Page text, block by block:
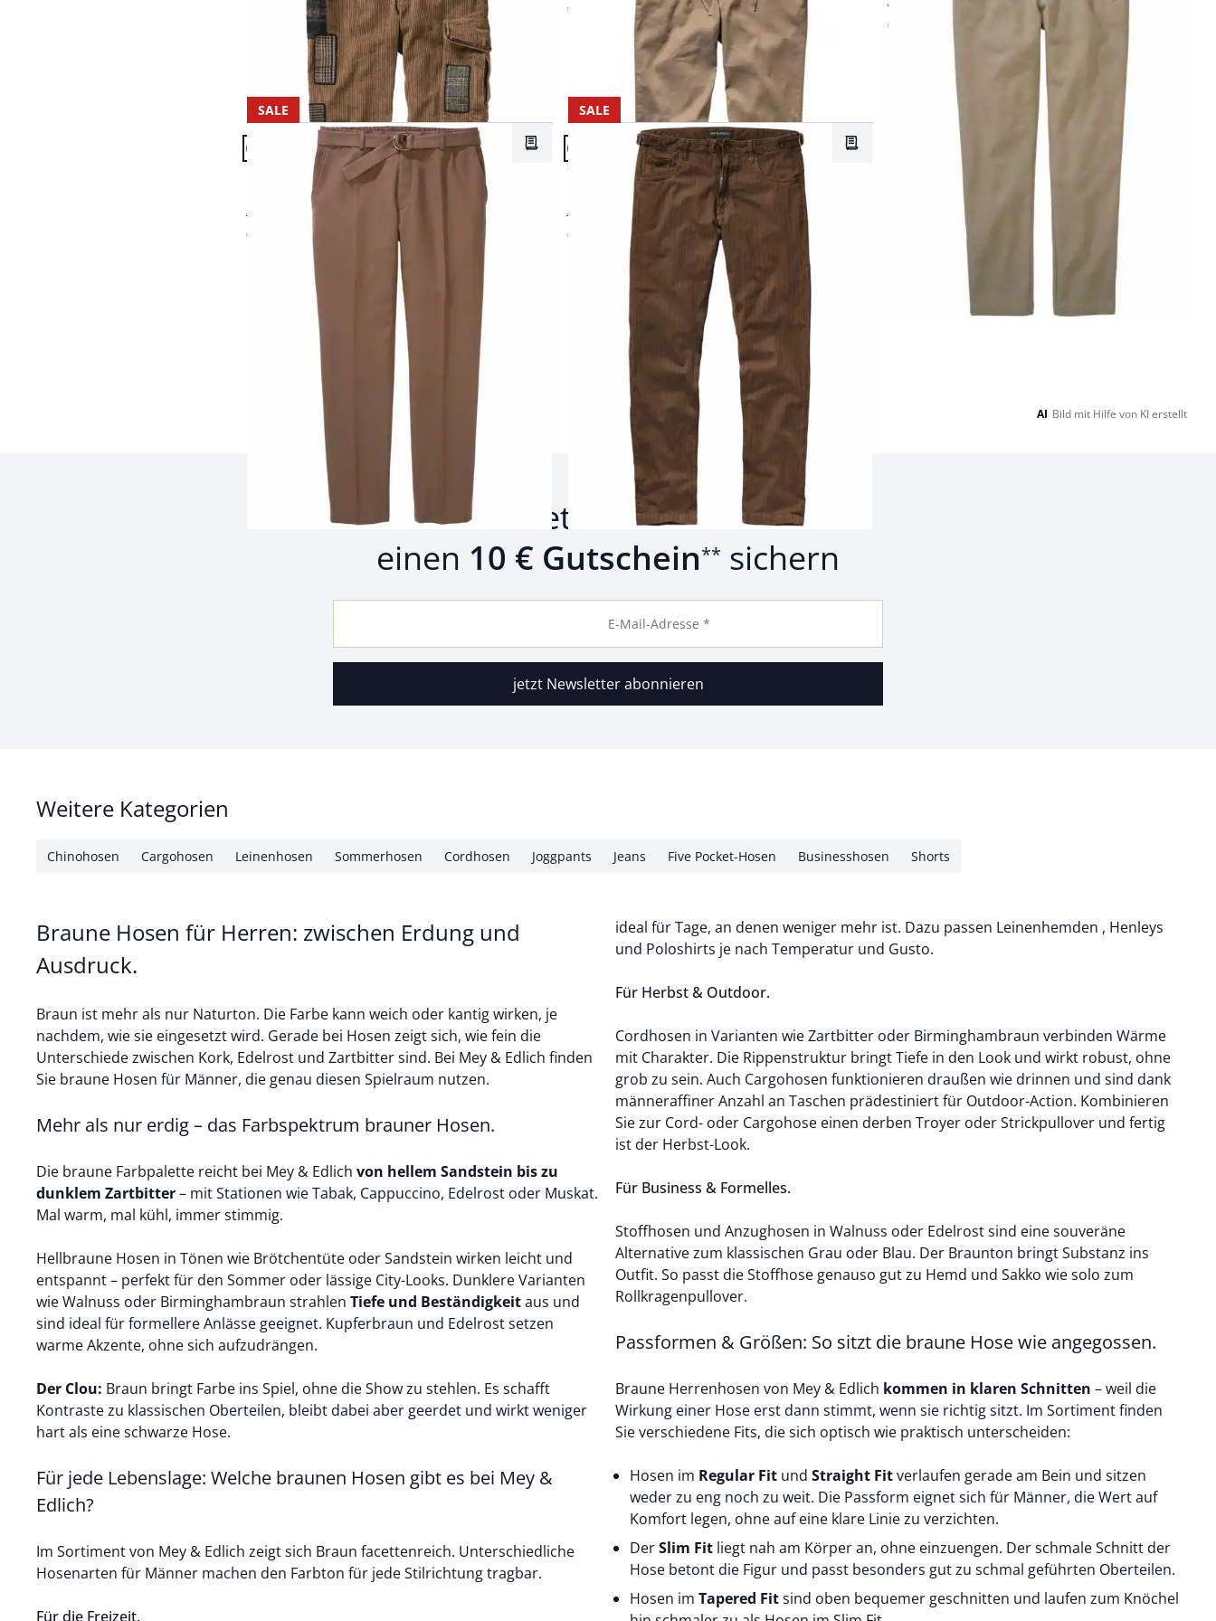
€ 119,95
€ 89,95
€ 69,95
Artikel 19 von 20.
Passform Regular Fit.
SALE
Regular Fit
Desert-Anzughose
€ 119,95
€ 89,95
Merkzettel
Artikel 20 von 20.
Passform Straight Fit.
SALE
Straight Fit
Passt-perfekt-Hose
€ 119,95
€ 89,95 (-25%)
Merkzettel
Seite 1 geladen. Zeige Produkte 1 bis 20 von 20.
AI Bild mit Hilfe von KI erstellt
Zum Newsletter anmelden und
einen 10 € Gutschein** sichern
E-Mail-Adresse *
jetzt Newsletter abonnieren
Weitere Kategorien
Chinohosen Cargohosen Leinenhosen Sommerhosen Cordhosen Joggpants Jeans Five Pocket-Hosen Businesshosen Shorts
Braune Hosen für Herren: zwischen Erdung und
Ausdruck.
Braun ist mehr als nur Naturton. Die Farbe kann weich oder kantig wirken, je
nachdem, wie sie eingesetzt wird. Gerade bei Hosen zeigt sich, wie fein die
Unterschiede zwischen Kork, Edelrost und Zartbitter sind. Bei Mey & Edlich finden
Sie braune Hosen für Männer, die genau diesen Spielraum nutzen.
Mehr als nur erdig – das Farbspektrum brauner Hosen.
Die braune Farbpalette reicht bei Mey & Edlich von hellem Sandstein bis zu
dunklem Zartbitter– mit Stationen wie Tabak, Cappuccino, Edelrost oder Muskat.
Mal warm, mal kühl, immer stimmig.
Hellbraune Hosen in Tönen wie Brötchentüte oder Sandstein wirken leicht und
entspannt – perfekt für den Sommer oder lässige City-Looks. Dunklere Varianten
wie Walnuss oder Birminghambraun strahlen Tiefe und Beständigkeitaus und
sind ideal für formellere Anlässe geeignet. Kupferbraun und Edelrost setzen
warme Akzente, ohne sich aufzudrängen.
Der Clou: Braun bringt Farbe ins Spiel, ohne die Show zu stehlen. Es schafft
Kontraste zu klassischen Oberteilen, bleibt dabei aber geerdet und wirkt weniger
hart als eine schwarze Hose.
Für jede Lebenslage: Welche braunen Hosen gibt es bei Mey &
Edlich?
Im Sortiment von Mey & Edlich zeigt sich Braun facettenreich. Unterschiedliche
Hosenarten für Männer machen den Farbton für jede Stilrichtung tragbar.
Für die Freizeit.
ideal für Tage, an denen weniger mehr ist. Dazu passen Leinenhemden , Henleys
und Poloshirts je nach Temperatur und Gusto.
Für Herbst & Outdoor.
Cordhosen in Varianten wie Zartbitter oder Birminghambraun verbinden Wärme
mit Charakter. Die Rippenstruktur bringt Tiefe in den Look und wirkt robust, ohne
grob zu sein. Auch Cargohosen funktionieren draußen wie drinnen und sind dank
männeraffiner Anzahl an Taschen prädestiniert für Outdoor-Action. Kombinieren
Sie zur Cord- oder Cargohose einen derben Troyer oderStrickpullover und fertig
ist der Herbst-Look.
Für Business & Formelles.
Stoffhosen und Anzughosen in Walnuss oder Edelrost sind eine souveräne
Alternative zum klassischen Grau oder Blau. Der Braunton bringt Substanz ins
Outfit. So passt die Stoffhose genauso gut zu Hemd und Sakko wie solo zum
Rollkragenpullover.
Passformen & Größen: So sitzt die braune Hose wie angegossen.
Braune Herrenhosen von Mey & Edlich kommen in klaren Schnitten – weil die
Wirkung einer Hose erst dann stimmt, wenn sie richtig sitzt. Im Sortiment finden
Sie verschiedene Fits, die sich optisch wie praktisch unterscheiden:
Hosen im Regular Fit und Straight Fitverlaufen gerade am Bein und sitzen
weder zu eng noch zu weit. Die Passform eignet sich für Männer, die Wert auf
Komfort legen, ohne auf eine klare Linie zu verzichten.
DerSlim Fit liegt nah am Körper an, ohne einzuengen. Der schmale Schnitt der
Hose betont die Figur und passt besonders gut zu schmal geführten Oberteilen.
Hosen im Tapered Fitsind oben bequemer geschnitten und laufen zum Knöchel